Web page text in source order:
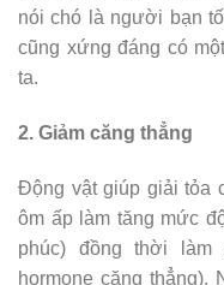
nói chó là người bạn
cũng xứng đáng có
ta.
2. Giảm căng thẳng
Động vật giúp giải tỏa
ôm ấp làm tăng mức
phúc) đồng thời làm
hormone căng